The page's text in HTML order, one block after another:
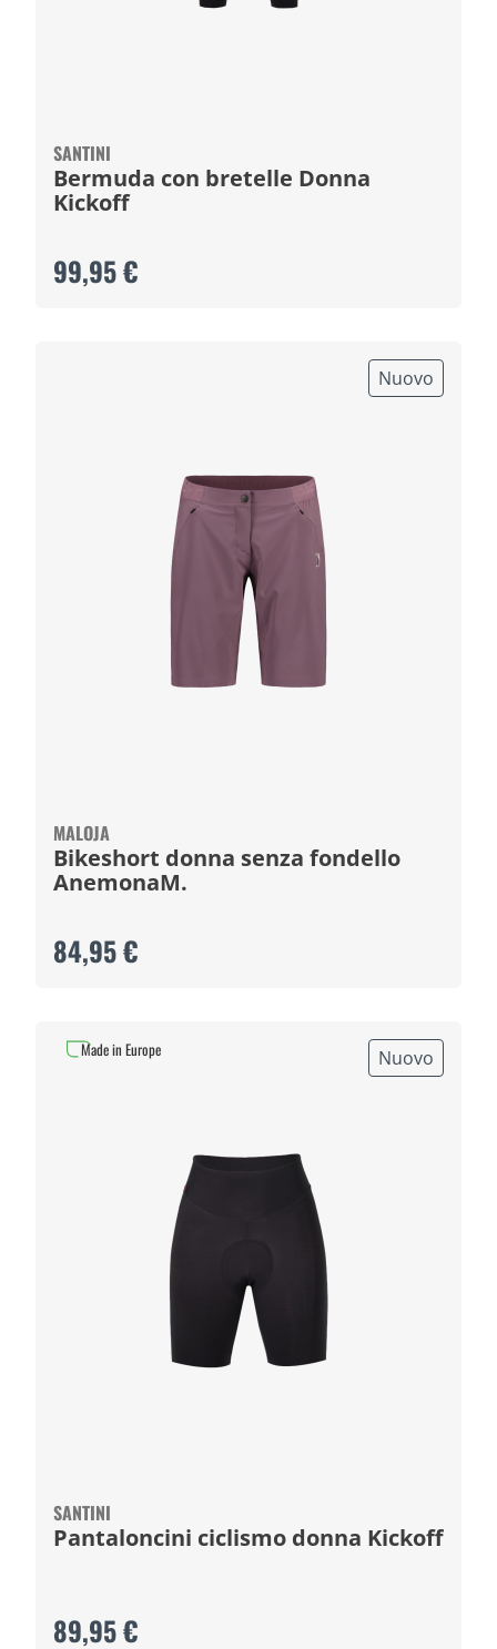
SANTINI
Bermuda con bretelle Donna
Kickoff
99,95 €
Nuovo
MALOJA
Bikeshort donna senza fondello
AnemonaM.
84,95 €
Nuovo
SANTINI
Pantaloncini ciclismo donna Kickoff
89,95 €
Made in Europe